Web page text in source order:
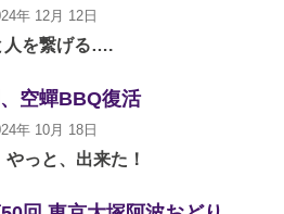
年 12月 12日
人を繋げる….
空蟬BBQ復活
年 10月 18日
やっと、出来た！